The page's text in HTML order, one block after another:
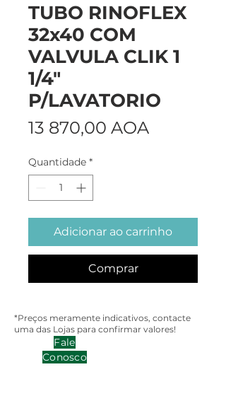
TUBO RINOFLEX
32x40 COM
VALVULA CLIK 1
1/4"
P/LAVATORIO
13 870,00 AOA
Quantidade *
Adicionar ao carrinho
Comprar
*Preços meramente indicativos, contacte
uma das Lojas para confirmar valores!
Fale
Conosco